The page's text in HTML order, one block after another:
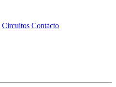
Circuitos Contacto